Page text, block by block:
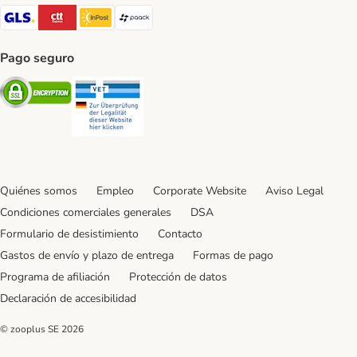
GLS Shipping Method
CTTExpress Shipping Method
InPost Shipping Method
paack Shipping Method
Pago seguro
Security
Quiénes somos Empleo Corporate Website
Aviso Legal
Condiciones comerciales generales
DSA
Formulario de desistimiento
Contacto
Gastos de envío y plazo de entrega
Formas de pago
Programa de afiliación
Protección de datos
Declaración de accesibilidad
© zooplus SE 2026